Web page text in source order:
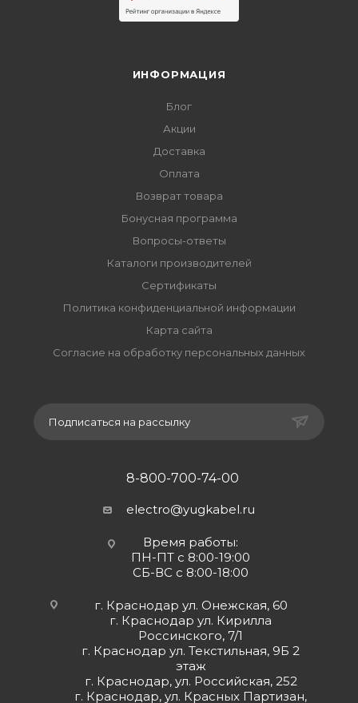
ИНФОРМАЦИЯ
Блог
Акции
Доставка
Оплата
Возврат товара
Бонусная программа
Вопросы-ответы
Каталоги производителей
Сертификаты
Политика конфиденциальной информации
Карта сайта
Согласие на обработку персональных данных
Подписаться на рассылку
8-800-700-74-00
electro@yugkabel.ru
Время работы:
ПН-ПТ с 8:00-19:00
СБ-ВС с 8:00-18:00
г. Краснодар ул. Онежская, 60
г. Краснодар ул. Кирилла
Россинского, 7/1
г. Краснодар ул. Текстильная, 9Б 2
этаж
г. Краснодар, ул. Российская, 252
г. Краснодар, ул. Красных Партизан,